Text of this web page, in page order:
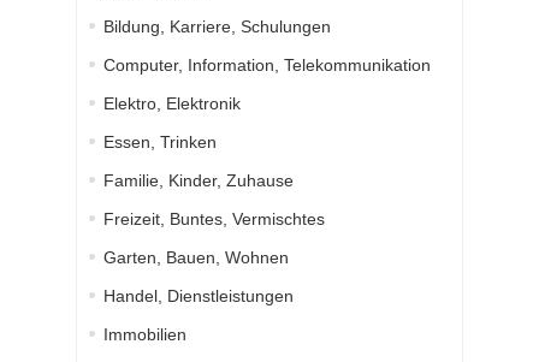
Bildung, Karriere, Schulungen
Computer, Information, Telekommunikation
Elektro, Elektronik
Essen, Trinken
Familie, Kinder, Zuhause
Freizeit, Buntes, Vermischtes
Garten, Bauen, Wohnen
Handel, Dienstleistungen
Immobilien